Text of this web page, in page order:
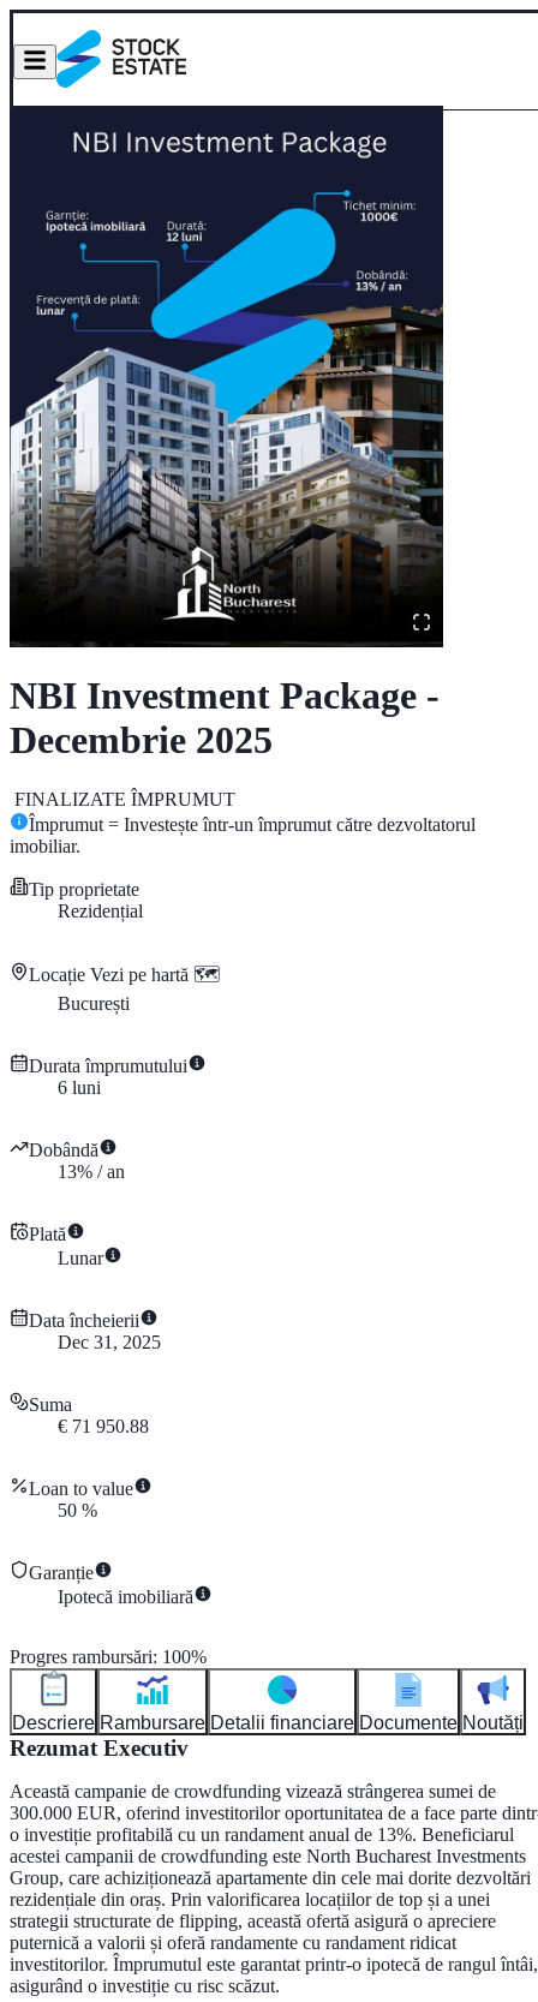
NBI Investment Package -
Decembrie 2025
FINALIZATE ÎMPRUMUT
Împrumut = Investește într-un împrumut către dezvoltatorul
imobiliar.
Tip proprietate
Rezidențial
Locație Vezi pe hartă 🗺️
București
Durata împrumutului
6 luni
Dobândă
13% /an
Plată
Lunar
Data încheierii
Dec 31, 2025
Suma
€ 71 950.88
Loan to value
50 %
Garanție
Ipotecă imobiliară
Progres rambursări: 100%
Descriere Rambursare Detalii financiare Documente Noutăți
Rezumat Executiv
Această campanie de crowdfunding vizează strângerea sumei de
300.000 EUR, oferind investitorilor oportunitatea de a face parte
o investiție profitabilă cu un randament anual de 13%. Beneficiarul
acestei campanii de crowdfunding este North Bucharest Investments
Group, care achiziționează apartamente din cele mai dorite dezvoltări
rezidențiale din oraș. Prin valorificarea locațiilor de top și a unei
strategii structurate de flipping, această ofertă asigură o apreciere
puternică a valorii și oferă randamente cu randament ridicat
investitorilor. Împrumutul este garantat printr-o ipotecă de rangul întâi,
asigurând o investiție cu risc scăzut.